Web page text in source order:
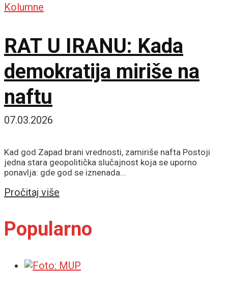
Kolumne
RAT U IRANU: Kada
demokratija miriše na
naftu
07.03.2026
Kad god Zapad brani vrednosti, zamiriše nafta Postoji
jedna stara geopolitička slučajnost koja se uporno
ponavlja: gde god se iznenada...
Pročitaj više
Popularno